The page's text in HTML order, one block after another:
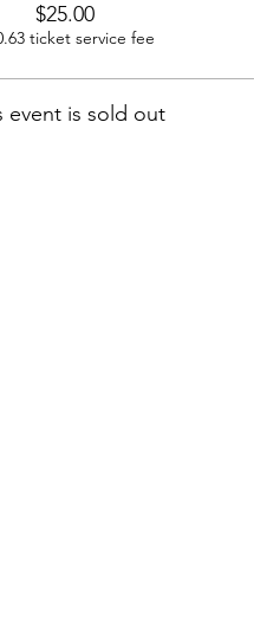
$25.00
ticket service fee
event is sold out